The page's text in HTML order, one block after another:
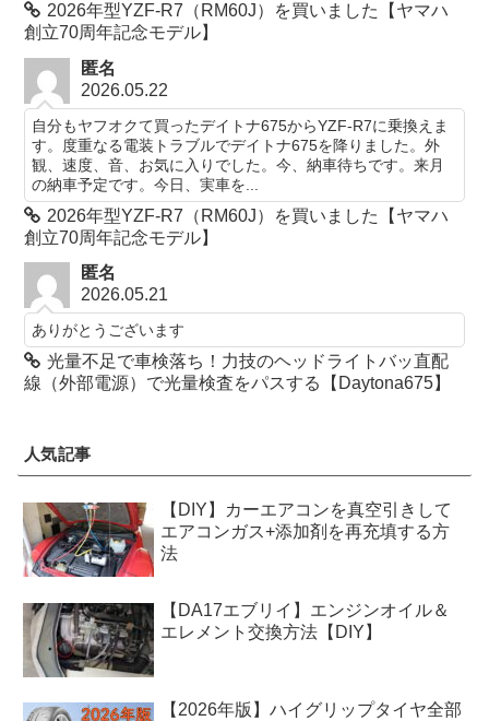
2026年型YZF-R7（RM60J）を買いました【ヤマハ
創立70周年記念モデル】
匿名
2026.05.22
自分もヤフオクて買ったデイトナ675からYZF-R7に乗換えま
す。度重なる電装トラブルでデイトナ675を降りました。外
観、速度、音、お気に入りでした。今、納車待ちです。来月
の納車予定です。今日、実車を...
2026年型YZF-R7（RM60J）を買いました【ヤマハ
創立70周年記念モデル】
匿名
2026.05.21
ありがとうございます
光量不足で車検落ち！力技のヘッドライトバッ直配
線（外部電源）で光量検査をパスする【Daytona675】
人気記事
【DIY】カーエアコンを真空引きして
エアコンガス+添加剤を再充填する方
法
【DA17エブリイ】エンジンオイル＆
エレメント交換方法【DIY】
【2026年版】ハイグリップタイヤ全部